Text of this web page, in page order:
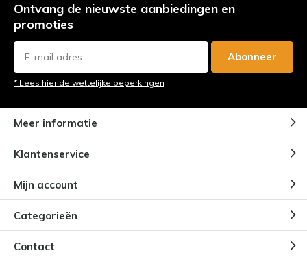
Ontvang de nieuwste aanbiedingen en
promoties
Abonneer
* Lees hier de wettelijke beperkingen
Meer informatie
Klantenservice
Mijn account
Categorieën
Contact